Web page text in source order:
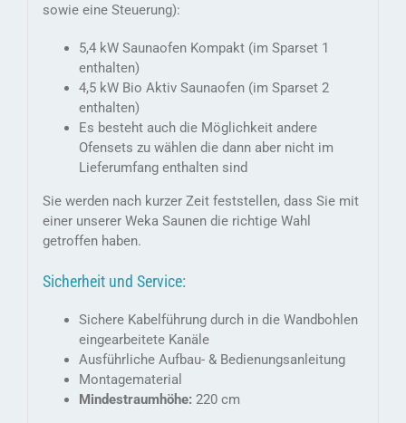
sowie eine Steuerung):
5,4 kW Saunaofen Kompakt (im Sparset 1
enthalten)
4,5 kW Bio Aktiv Saunaofen (im Sparset 2
enthalten)
Es besteht auch die Möglichkeit andere
Ofensets zu wählen die dann aber nicht im
Lieferumfang enthalten sind
Sie werden nach kurzer Zeit feststellen, dass Sie mit
einer unserer Weka Saunen die richtige Wahl
getroffen haben.
Sicherheit und Service:
Sichere Kabelführung durch in die Wandbohlen
eingearbeitete Kanäle
Ausführliche Aufbau- & Bedienungsanleitung
Montagematerial
Mindestraumhöhe: 220 cm